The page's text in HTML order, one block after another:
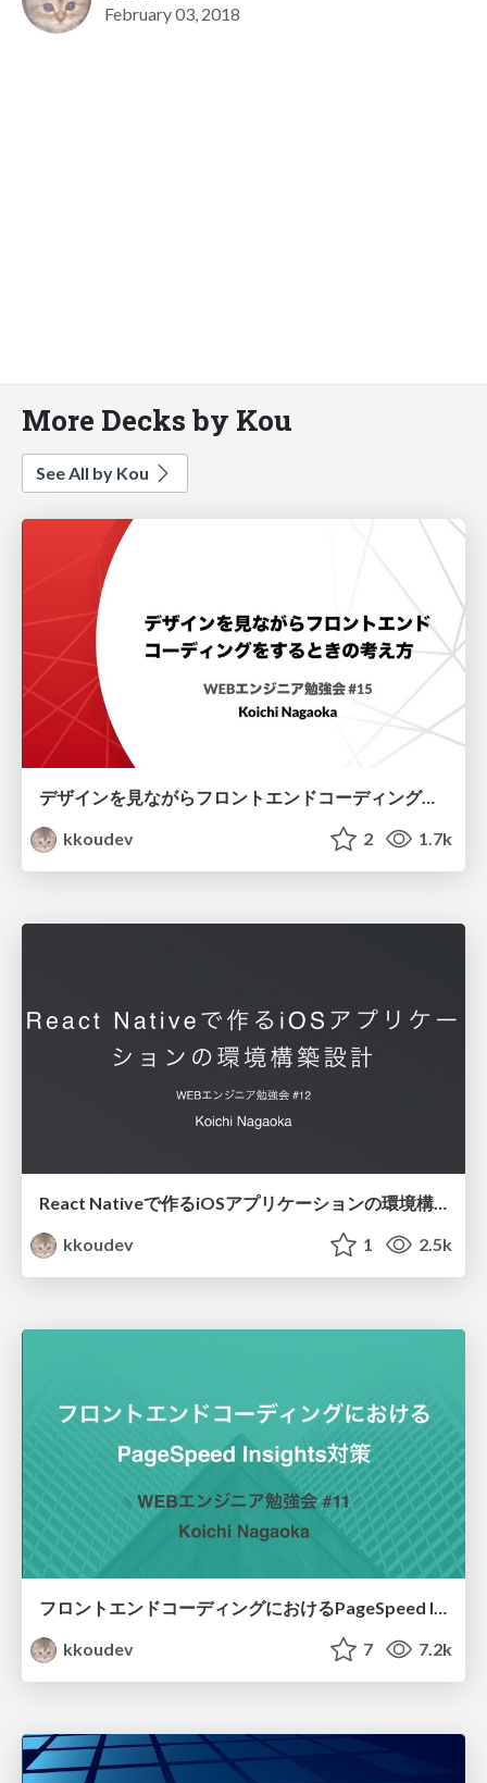
February 03, 2018
More Decks by Kou
See All by Kou
デザインを見ながらフロントエンドコーディングをするときの考え方 / design-coding
kkoudev
2 1.7k
kkoudev
1 2.5k
フロントエンドコーディングにおけるPageSpeed Insights対策 / frontend pagespeed insights-
kkoudev
7 7.2k